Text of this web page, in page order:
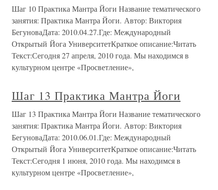
Шаг 10 Практика Мантра Йоги Название тематического
занятия: Практика Мантра Йоги. Автор: Виктория
БегуноваДата: 2010.04.27.Где: Международный
Открытый Йога УниверситетКраткое описание:Читать
Текст:Сегодня 27 апреля, 2010 года. Мы находимся в
культурном центре «Просветление»,
Шаг 13 Практика Мантра Йоги
Шаг 13 Практика Мантра Йоги Название тематического
занятия: Практика Мантра Йоги. Автор: Виктория
БегуноваДата: 2010.06.01.Где: Международный
Открытый Йога УниверситетКраткое описание:Читать
Текст:Сегодня 1 июня, 2010 года. Мы находимся в
культурном центре «Просветление»,